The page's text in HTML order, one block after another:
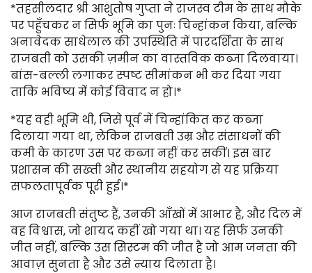
*तहसीलदार श्री आशुतोष गुप्ता ने राजस्व टीम के साथ मौके
पर पहुँचकर न सिर्फ भूमि का पुनः चिन्हांकन किया, बल्कि
अनावेदक साधेलाल की उपस्थिति में पारदर्शिता के साथ
राजबती को उसकी ज़मीन का वास्तविक कब्जा दिलवाया।
बांस-बल्ली लगाकर स्पष्ट सीमांकन भी कर दिया गया
ताकि भविष्य में कोई विवाद न हो।*
*यह वही भूमि थी, जिसे पूर्व में चिन्हांकित कर कब्जा
दिलाया गया था, लेकिन राजबती उम्र और संसाधनों की
कमी के कारण उस पर कब्जा नहीं कर सकीं। इस बार
प्रशासन की सख्ती और स्थानीय सहयोग से यह प्रक्रिया
सफलतापूर्वक पूरी हुई।*
आज राजबती संतुष्ट हैं, उनकी आँखों में आभार है, और दिल में
वह विश्वास, जो शायद कहीं खो गया था। यह सिर्फ उनकी
जीत नहीं, बल्कि उस सिस्टम की जीत है जो आम जनता की
आवाज़ सुनता है और उसे न्याय दिलाता है।